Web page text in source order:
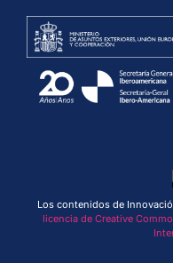
Los contenidos de
licencia de Creative